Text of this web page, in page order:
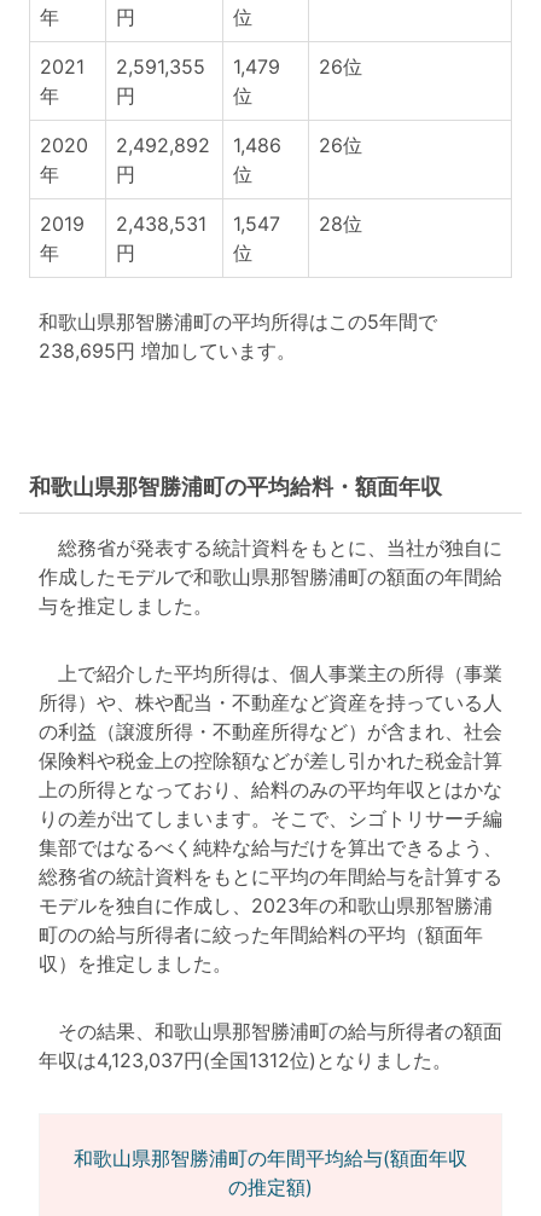
年 円 位
2021
年
2,591,355
円
1,479
位
26位
2020
年
2,492,892
円
1,486
位
26位
2019
年
2,438,531
円
1,547
位
28位
和歌山県那智勝浦町の平均所得はこの5年間で
238,695円 増加しています。
和歌山県那智勝浦町の平均給料・額面年収
総務省が発表する統計資料をもとに、当社が独自に
作成したモデルで和歌山県那智勝浦町の額面の年間給
与を推定しました。
上で紹介した平均所得は、個人事業主の所得（事業
所得）や、株や配当・不動産など資産を持っている人
の利益（譲渡所得・不動産所得など）が含まれ、社会
保険料や税金上の控除額などが差し引かれた税金計算
上の所得となっており、給料のみの平均年収とはかな
りの差が出てしまいます。そこで、シゴトリサーチ編
集部ではなるべく純粋な給与だけを算出できるよう、
総務省の統計資料をもとに平均の年間給与を計算する
モデルを独自に作成し、2023年の和歌山県那智勝浦
町のの給与所得者に絞った年間給料の平均（額面年
収）を推定しました。
その結果、和歌山県那智勝浦町の給与所得者の額面
年収は4,123,037円(全国1312位)となりました。
和歌山県那智勝浦町の年間平均給与(額面年収
の推定額)